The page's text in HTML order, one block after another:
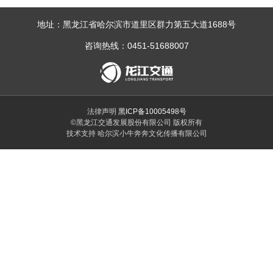
地址：黑龙江省哈尔滨市道里区群力第五大道1688号
咨询热线：0451-51688007
法律声明 黑ICP备10005498号
©黑龙江交通发展股份有限公司 版权所有
技术支持 哈尔滨小牛奔奔文化传播有限公司